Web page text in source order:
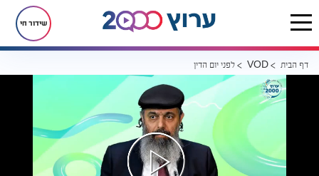
שידור חי
דף הבית VOD לפני יום הדין